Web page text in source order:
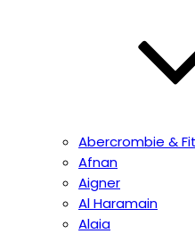
Abercrombie &
Afnan
Aigner
Al Haramain
Alaia